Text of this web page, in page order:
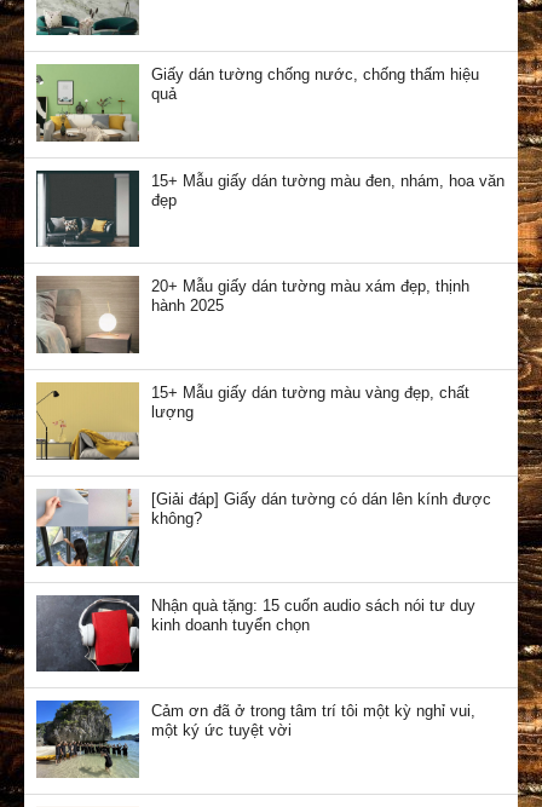
Giấy dán tường chống nước, chống thấm hiệu
quả
15+ Mẫu giấy dán tường màu đen, nhám, hoa văn
đẹp
20+ Mẫu giấy dán tường màu xám đẹp, thịnh
hành 2025
15+ Mẫu giấy dán tường màu vàng đẹp, chất
lượng
[Giải đáp] Giấy dán tường có dán lên kính được
không?
Nhận quà tặng: 15 cuốn audio sách nói tư duy
kinh doanh tuyển chọn
Cảm ơn đã ở trong tâm trí tôi một kỳ nghỉ vui,
một ký ức tuyệt vời